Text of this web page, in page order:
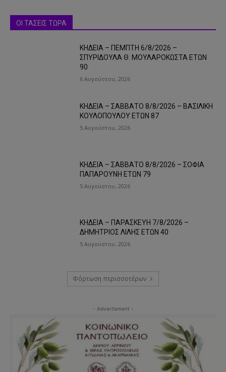
ΟΙ ΤΑΣΕΙΣ ΤΩΡΑ
ΚΗΔΕΙΑ – ΠΕΜΠΤΗ 6/8/2026 –
ΣΠΥΡΙΔΟΥΛΑ Θ. ΜΟΥΛΑΡΟΚΩΣΤΑ ΕΤΩΝ
90
6 Αυγούστου, 2026
ΚΗΔΕΙΑ – ΣΑΒΒΑΤΟ 8/8/2026 – ΒΑΣΙΛΙΚΗ
ΚΟΥΛΟΠΟΥΛΟΥ ΕΤΩΝ 87
5 Αυγούστου, 2026
ΚΗΔΕΙΑ – ΣΑΒΒΑΤΟ 8/8/2026 – ΣΟΦΙΑ
ΠΑΠΑΡΟΥΝΗ ΕΤΩΝ 79
5 Αυγούστου, 2026
ΚΗΔΕΙΑ – ΠΑΡΑΣΚΕΥΗ 7/8/2026 –
ΔΗΜΗΤΡΙΟΣ ΛΙΛΗΣ ΕΤΩΝ 40
5 Αυγούστου, 2026
Φόρτωση περισσοτέρων
- Advertisment -